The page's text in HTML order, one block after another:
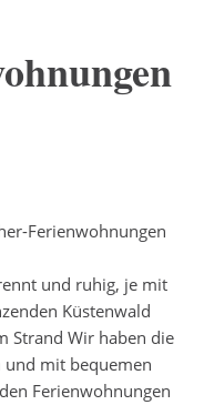
Ferienwohnungen
und ruhig, je mit
Küstenwald
Strand Wir haben die
mit bequemen
Ferienwohnungen